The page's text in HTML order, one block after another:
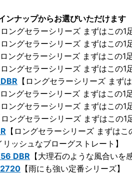
ンナップからお選びいただけます
ロングセラーシリーズ まずはこの1
ロングセラーシリーズ まずはこの1
ロングセラーシリーズ まずはこの1足
ロングセラーシリーズ まずはこの1
【ロングセラーシリーズ まずは
ロングセラーシリーズ まずはこの1足
ロングセラーシリーズ まずはこの1
ロングセラーシリーズ まずはこの1
【ロングセラーシリーズ まずはこ
リッシュなブローグストレート】
DBR 【大理石のような風合いを
【雨にも強い定番シリーズ】